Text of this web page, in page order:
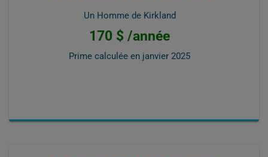
Un Homme de Kirkland
170 $ /année
Prime calculée en janvier 2025